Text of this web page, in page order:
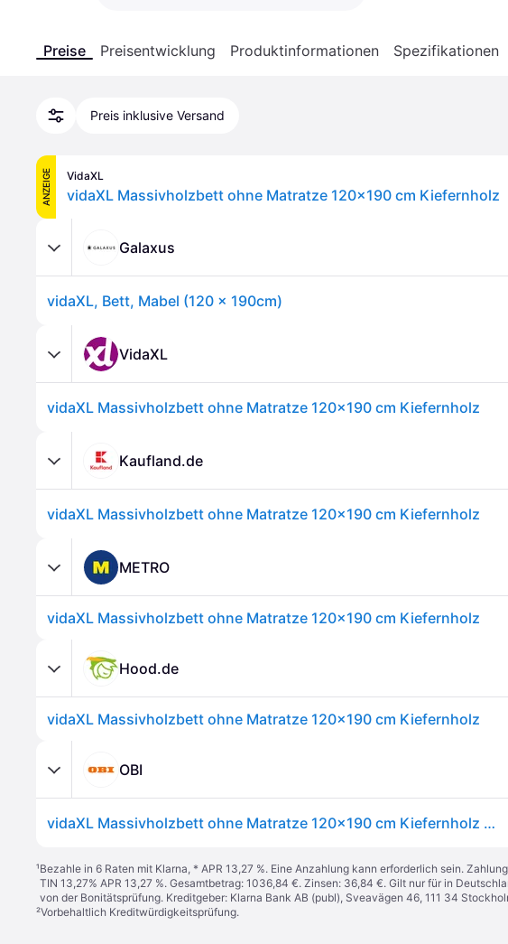
Preise Preisentwicklung Produktinformationen Spezifikationen
Preis inklusive Versand
ANZEIGE VidaXL
vidaXL Massivholzbett ohne Matratze 120x190 cm Kiefernholz
Galaxus
vidaXL, Bett, Mabel (120 x 190cm)
VidaXL
vidaXL Massivholzbett ohne Matratze 120x190 cm Kiefernholz
Kaufland.de
vidaXL Massivholzbett ohne Matratze 120x190 cm Kiefernholz
METRO
vidaXL Massivholzbett ohne Matratze 120x190 cm Kiefernholz
Hood.de
vidaXL Massivholzbett ohne Matratze 120x190 cm Kiefernholz
OBI
vidaXL Massivholzbett ohne Matratze 120x190 cm Kiefernholz 3305788
¹Bezahle in 6 Raten mit Klarna, * APR 13,27 %. Eine Anzahlung kann erforderlich sein.
TIN 13,27% APR 13,27 %. Gesamtbetrag: 1036,84 €. Zinsen: 36,84 €. Gilt nur für in
von der Bonitätsprüfung. Kreditgeber: Klarna Bank AB (publ), Sveavägen 46, 111 34
²Vorbehaltlich Kreditwürdigkeitsprüfung.